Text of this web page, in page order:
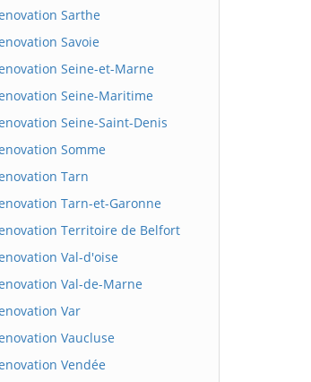
Sarthe
Savoie
Seine-et-Marne
Seine-Maritime
Seine-Saint-Denis
Somme
Tarn
Tarn-et-Garonne
Territoire de Belfort
Val-d'oise
Val-de-Marne
Var
Vaucluse
Vendée